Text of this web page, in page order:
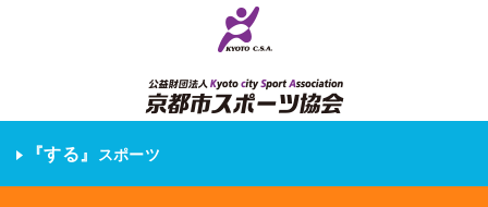
『する』 スポーツ